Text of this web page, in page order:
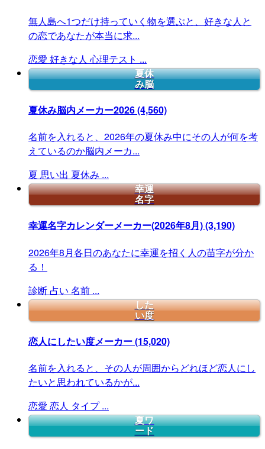
無人島へ1つだけ持っていく物を選ぶと、好きな人と
の恋であなたが本当に求...
恋愛 好きな人 心理テスト ...
夏休
み脳
夏休み脳内メーカー2026(4,560)
名前を入れると、2026年の夏休み中にその人が何を考
えているのか脳内メーカ...
夏 思い出 夏休み ...
幸運
名字
幸運名字カレンダーメーカー(2026年8月)(3,190)
2026年8月各日のあなたに幸運を招く人の苗字が分か
る！
診断 占い 名前 ...
した
い度
恋人にしたい度メーカー(15,020)
名前を入れると、その人が周囲からどれほど恋人にし
たいと思われているかが...
恋愛 恋人 タイプ ...
夏ワ
ード